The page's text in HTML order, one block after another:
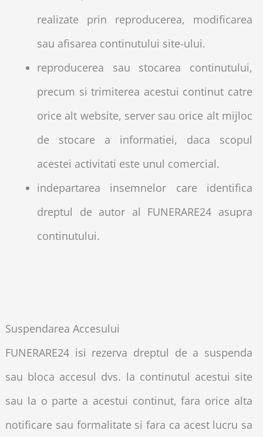
realizate prin reproducerea, modificarea
sau afisarea continutului site-ului.
reproducerea sau stocarea continutului,
precum si trimiterea acestui continut catre
orice alt website, server sau orice alt mijloc
de stocare a informatiei, daca scopul
acestei activitati este unul comercial.
indepartarea insemnelor care identifica
dreptul de autor al FUNERARE24 asupra
continutului.
Suspendarea Accesului
FUNERARE24 isi rezerva dreptul de a suspenda
sau bloca accesul dvs. la continutul acestui site
sau la o parte a acestui continut, fara orice alta
notificare sau formalitate si fara ca acest lucru sa